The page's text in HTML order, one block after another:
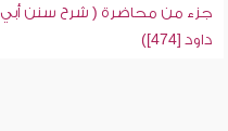
جزء من محاضرة ( شرح سنن أبي
داود [474])